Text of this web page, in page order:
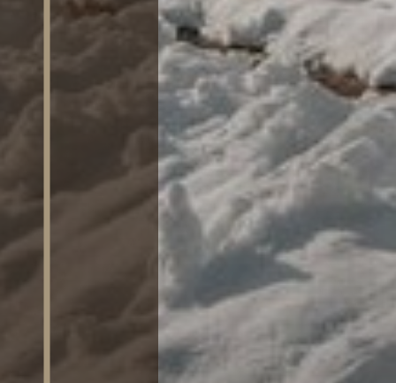
SAUNA
ATTIVITÀ
RICHIEDI
DISPONIBILITÀ /
PRENOTA